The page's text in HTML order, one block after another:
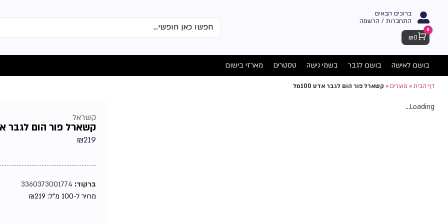
ברוכים הבאים
התחברות / הרשמה
Cart
0
₪0
בושם לאישה בושם לגבר בשמי נישה טסטרים מארזי בישום
דף הבית» מוצרים» קשארל פור הום לגבר אדט 100מל
Loading...
קשראל
קשארל פור הום לגבר אדט
₪219
ברקוד:
מחיר ל-100 מ"ל:
₪219